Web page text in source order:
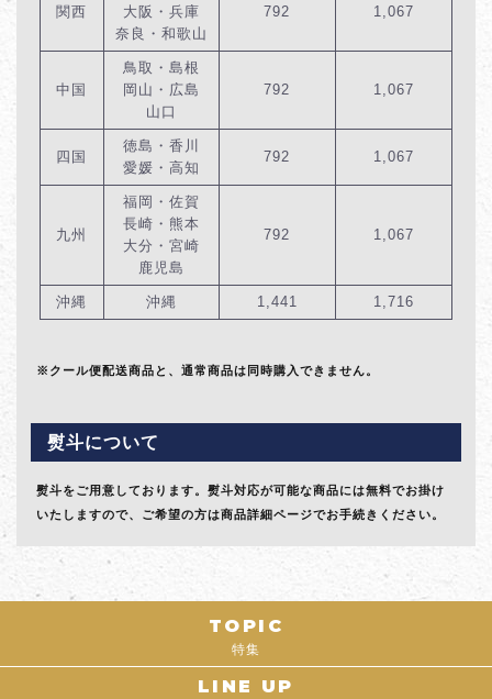
関西
大阪・兵庫
奈良・和歌山
792 1,067
中国
鳥取・島根
岡山・広島
山口
792 1,067
四国
徳島・香川
愛媛・高知
792 1,067
九州
福岡・佐賀
長崎・熊本
大分・宮崎
鹿児島
792 1,067
沖縄 沖縄 1,441 1,716
※クール便配送商品と、通常商品は同時購入できません。
熨斗について
熨斗をご用意しております。熨斗対応が可能な商品には無料でお掛け
いたしますので、ご希望の方は商品詳細ページでお手続きください。
TOPIC
特集
LINE UP